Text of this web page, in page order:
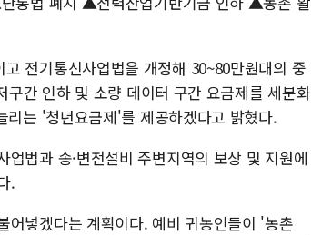
전기통신사업법을 개정해 30~80만원대의 중
간 인하 및 소량 데이터 구간 요금제를 세분화
는 '청년요금제'를 제공하겠다고 밝혔다.
법과 송·변전설비 주변지역의 보상 및 지원에
.
어넣겠다는 계획이다. 예비 귀농인들이 '농촌